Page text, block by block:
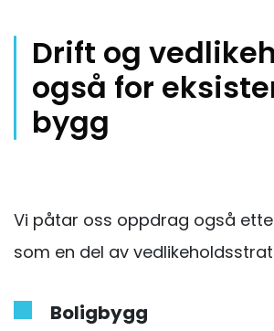
Drift og
også for
bygg
Vi påtar oss oppdrag også
som en del av
Boligbygg